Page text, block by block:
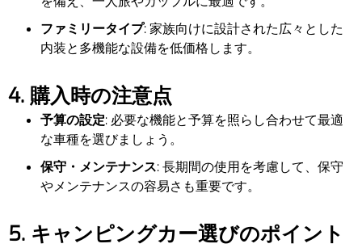
ファミリータイプ: 家族向けに設計された広々とした
内装と多機能な設備を低価格します。
4. 購入時の注意点
予算の設定: 必要な機能と予算を照らし合わせて最適
な車種を選びましょう。
保守・メンテナンス: 長期間の使用を考慮して、保守
やメンテナンスの容易さも重要です。
5. キャンピングカー選びのポイント